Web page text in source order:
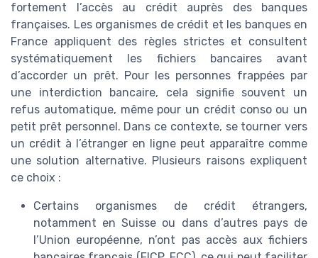
fortement l’accès au crédit auprès des banques
françaises. Les organismes de crédit et les banques en
France appliquent des règles strictes et consultent
systématiquement les fichiers bancaires avant
d’accorder un prêt. Pour les personnes frappées par
une interdiction bancaire, cela signifie souvent un
refus automatique, même pour un crédit conso ou un
petit prêt personnel. Dans ce contexte, se tourner vers
un crédit à l’étranger en ligne peut apparaître comme
une solution alternative. Plusieurs raisons expliquent
ce choix :
Certains organismes de crédit étrangers,
notamment en Suisse ou dans d’autres pays de
l’Union européenne, n’ont pas accès aux fichiers